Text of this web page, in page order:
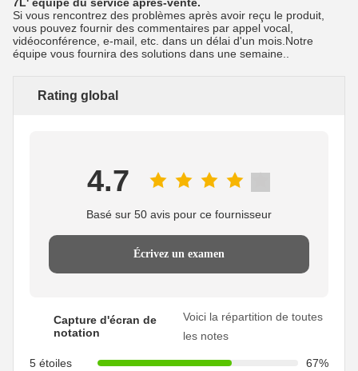
Si vous rencontrez des problèmes après avoir reçu le produit,
vous pouvez fournir des commentaires par appel vocal,
vidéoconférence, e-mail, etc. dans un délai d'un mois.Notre
équipe vous fournira des solutions dans une semaine..
Rating global
4.7
Basé sur 50 avis pour ce fournisseur
Écrivez un examen
Capture d'écran de
notation
Voici la répartition de toutes
les notes
5 étoiles
67%